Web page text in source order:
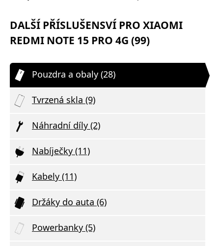
DALŠÍ PŘÍSLUŠENSVÍ PRO XIAOMI
REDMI NOTE 15 PRO 4G (99)
Pouzdra a obaly (28)
Tvrzená skla (9)
Náhradní díly (2)
Nabíječky (11)
Kabely (11)
Držáky do auta (6)
Powerbanky (5)